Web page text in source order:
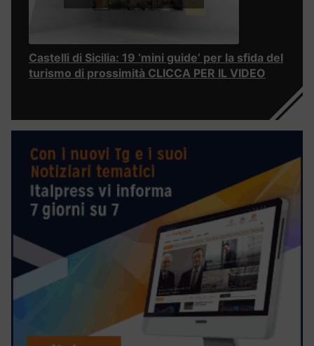
Castelli di Sicilia: 19 ‘mini guide’ per la sfida del
turismo di prossimità CLICCA PER IL VIDEO